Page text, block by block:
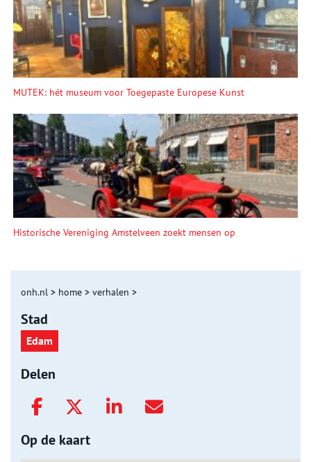
MUTEK: hét museum voor Toegepaste Europese Kunst
Historische Vereniging Amstelveen zoekt mensen op
onh.nl > home > verhalen >
Stad
Edam
Delen
Op de kaart